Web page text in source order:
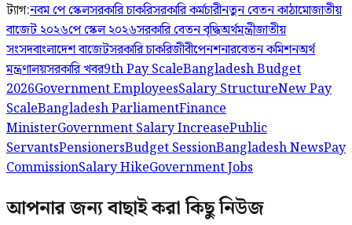
ট্যাগ:নবম পে স্কেলসরকারি চাকরিসরকারি কর্মচারীনতুন বেতন কাঠামোজাতীয়
বাজেট ২০২৬পে স্কেল ২০২৬সরকারি বেতন বৃদ্ধিঅর্থমন্ত্রীজাতীয়
সংসদবাংলাদেশ বাজেটসরকারি চাকরিজীবীপেনশনারবেতন কমিশনঅর্থ
মন্ত্রণালয়সরকারি খবর9th Pay ScaleBangladesh Budget
2026Government EmployeesSalary StructureNew Pay
ScaleBangladesh ParliamentFinance
MinisterGovernment Salary IncreasePublic
ServantsPensionersBudget SessionBangladesh NewsPay
CommissionSalary HikeGovernment Jobs
আপনার জন্য বাছাই করা কিছু নিউজ